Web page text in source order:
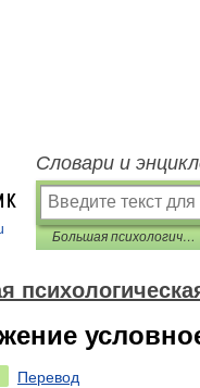
Словари и
Большая психологическая энциклопедия
Перевод